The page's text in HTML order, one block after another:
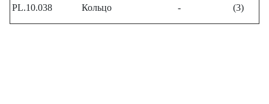
PL.10.038 Кольцо - (3)